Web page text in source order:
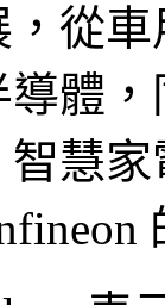
從
體
慧